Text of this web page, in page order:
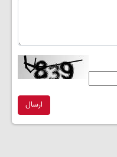
ارسال